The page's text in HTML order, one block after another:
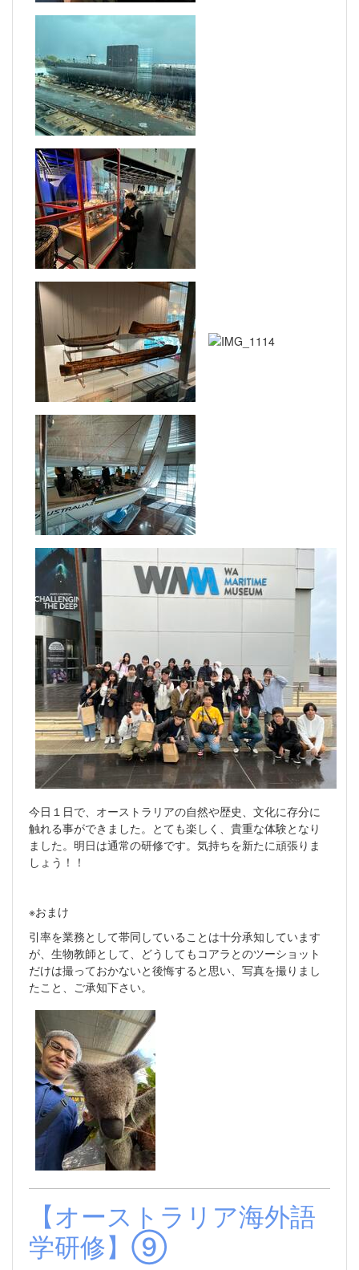
今日１日で、オーストラリアの自然や歴史、文化に存分に
触れる事ができました。とても楽しく、貴重な体験となり
ました。明日は通常の研修です。気持ちを新たに頑張りま
しょう！！
※おまけ
引率を業務として帯同していることは十分承知しています
が、生物教師として、どうしてもコアラとのツーショット
だけは撮っておかないと後悔すると思い、写真を撮りまし
たこと、ご承知下さい。
【オーストラリア海外語
学研修】⑨